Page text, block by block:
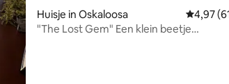
Huisje in Oskaloosa
4,97
"The Lost Gem" Een klein beetje